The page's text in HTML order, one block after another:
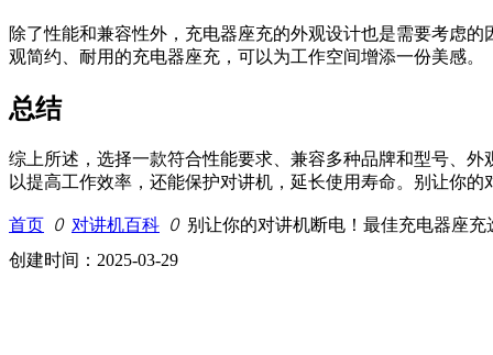
除了性能和兼容性外，充电器座充的外观设计也是需要考虑
观简约、耐用的充电器座充，可以为工作空间增添一份美感。
总结
综上所述，选择一款符合性能要求、兼容多种品牌和型号、
以提高工作效率，还能保护对讲机，延长使用寿命。别让你
首页 ꄲ 对讲机百科 ꄲ 别让你的对讲机断电！最佳充电器座充
创建时间： 2025-03-29